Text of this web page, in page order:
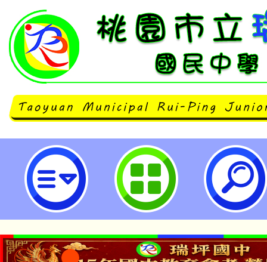
國立臺灣師範大學「2026年歐洲
競賽初選考試」-桃園市立瑞坪國民